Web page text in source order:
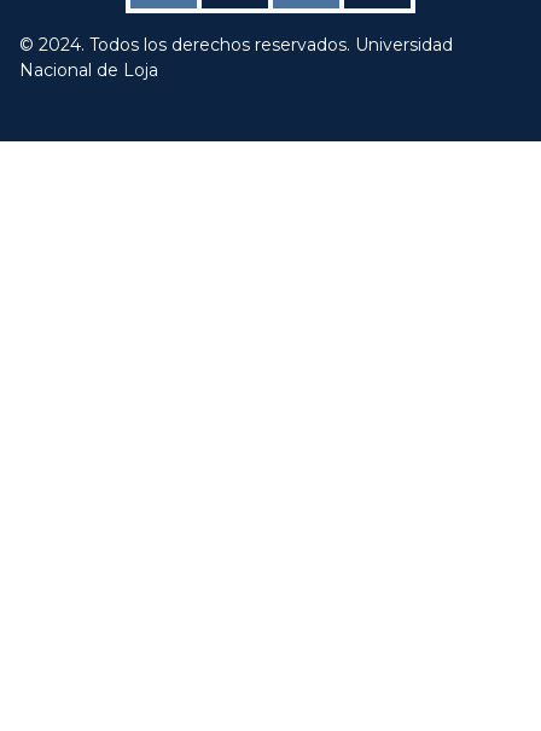
© 2024. Todos los derechos reservados. Universidad
Nacional de Loja